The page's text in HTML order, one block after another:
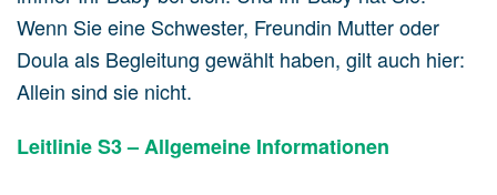
Wenn Sie eine Schwester, Freundin Mutter oder
Doula als Begleitung gewählt haben, gilt auch hier:
Allein sind sie nicht.
Leitlinie S3 – Allgemeine Informationen